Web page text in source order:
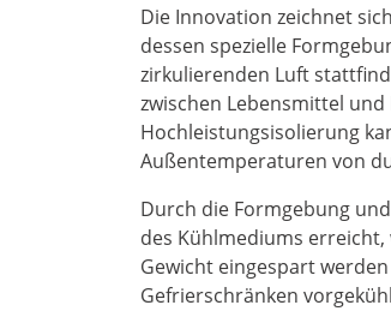
Die Innovation zeichnet
dessen spezielle
zirkulierenden Luft
zwischen Lebensmittel
Hochleistungsisolierung
Außentemperaturen von
Durch die Formgebung
des Kühlmediums
Gewicht eingespart
Gefrierschränken